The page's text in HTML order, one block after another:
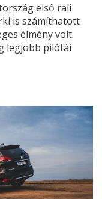
első rali
is számíthatott
élmény volt.
legjobb pilótái